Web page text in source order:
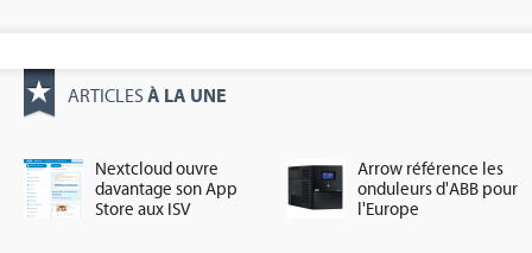
ARTICLES À LA UNE
Nextcloud ouvre
davantage son App
Store aux ISV
Arrow référence les
onduleurs d'ABB pour
l'Europe